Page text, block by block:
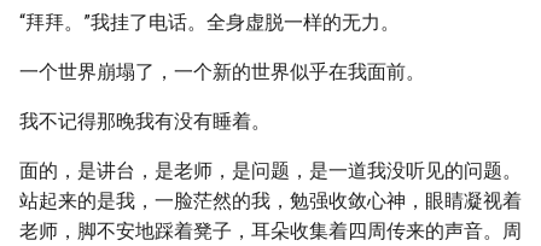
“拜拜。”我挂了电话。全身虚脱一样的无力。
一个世界崩塌了，一个新的世界似乎在我面前。
我不记得那晚我有没有睡着。
面的，是讲台，是老师，是问题，是一道我没听见的问题。
站起来的是我，一脸茫然的我，勉强收敛心神，眼睛凝视着
老师，脚不安地踩着凳子，耳朵收集着四周传来的声音。周